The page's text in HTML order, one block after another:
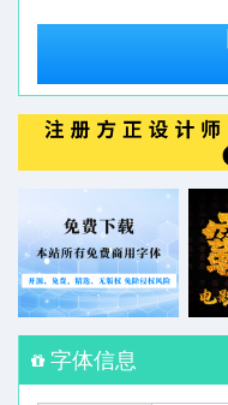
字体信息